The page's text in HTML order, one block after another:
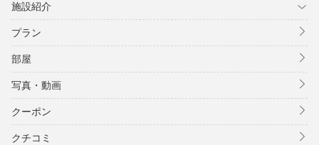
施設紹介
プラン
部屋
写真・動画
クーポン
クチコミ